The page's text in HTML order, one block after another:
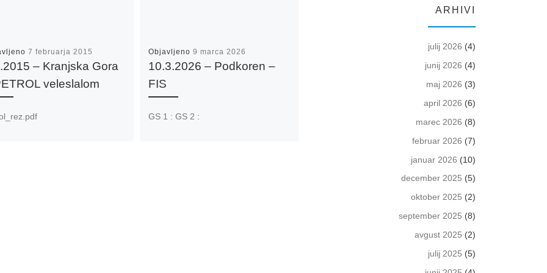
7 februarja 2015
– Kranjska Gora
veleslalom
Objavljeno9 marca 2026
10.3.2026 – Podkoren –
FIS
GS 1 : GS 2 :
15.4.2023 – Osilnica –
Izbirna tekma v kajaku in
kanuju – Klasični spust
ARHIVI
julij 2026 (4)
junij 2026 (4)
maj 2026 (3)
april 2026 (6)
marec 2026 (8)
februar 2026 (7)
januar 2026 (10)
december 2025 (5)
oktober 2025 (2)
september 2025 (8)
avgust 2025 (2)
julij 2025 (5)